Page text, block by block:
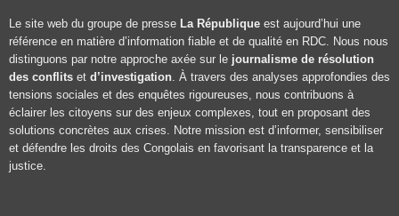
Le site web du groupe de presse La République est aujourd’hui une
référence en matière d’information fiable et de qualité en RDC. Nous nous
distinguons par notre approche axée sur le journalisme de résolution
des conflits et d’investigation. À travers des analyses approfondies des
tensions sociales et des enquêtes rigoureuses, nous contribuons à
éclairer les citoyens sur des enjeux complexes, tout en proposant des
solutions concrètes aux crises. Notre mission est d’informer, sensibiliser
et défendre les droits des Congolais en favorisant la transparence et la
justice.